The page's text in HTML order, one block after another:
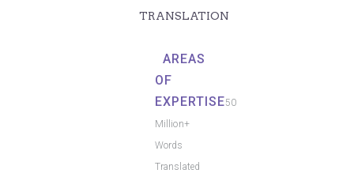
TRANSLATION
AREAS
OF
EXPERTISE50
Million+
Words
Translated